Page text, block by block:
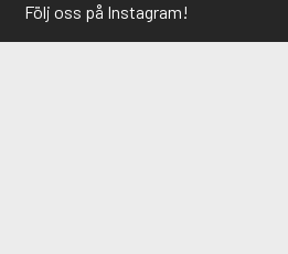
Följ oss på Instagram!